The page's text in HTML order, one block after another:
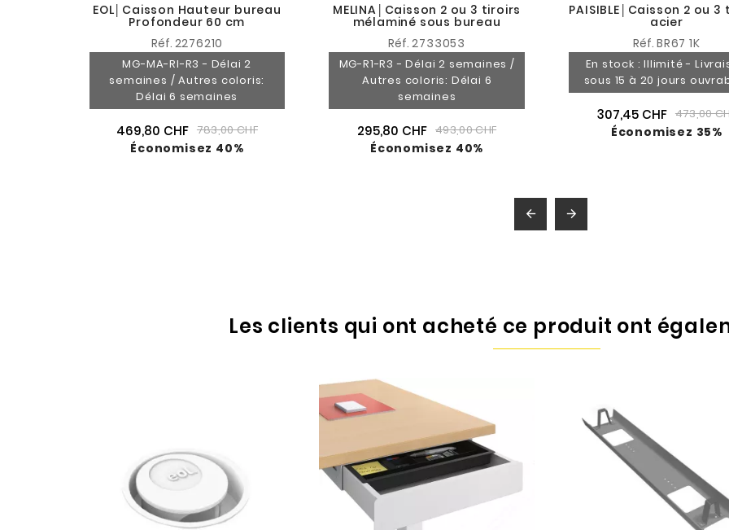
EOL│Caisson Hauteur bureau
Profondeur 60 cm
Réf. 2276210
MG-MA-RI-R3 - Délai 2
semaines / Autres coloris:
Délai 6 semaines
469,80 CHF 783,00 CHF
Économisez 40%
MELINA│Caisson 2 ou 3 tiroirs
mélaminé sous bureau
Réf.2733053
MG-R1-R3 - Délai 2 semaines /
Autres coloris: Délai 6
semaines
295,80 CHF 493,00 CHF
Économisez 40%
PAISIBLE│Caisson 2 ou
acier
Réf.BR67 1K
En stock : Illimité -
sous 15 à 20 jours
307,45 CHF 473,00
Économisez 35%
 
Les clients qui ont acheté ce produit ont